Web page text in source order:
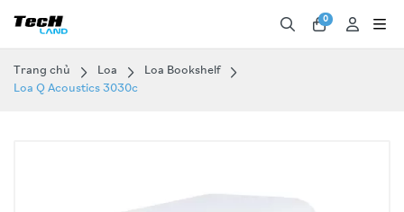
0
Trang chủ Loa
Loa Bookshelf
Loa Q Acoustics 3030c